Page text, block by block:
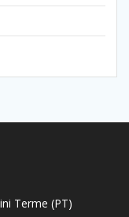
Terme (PT)